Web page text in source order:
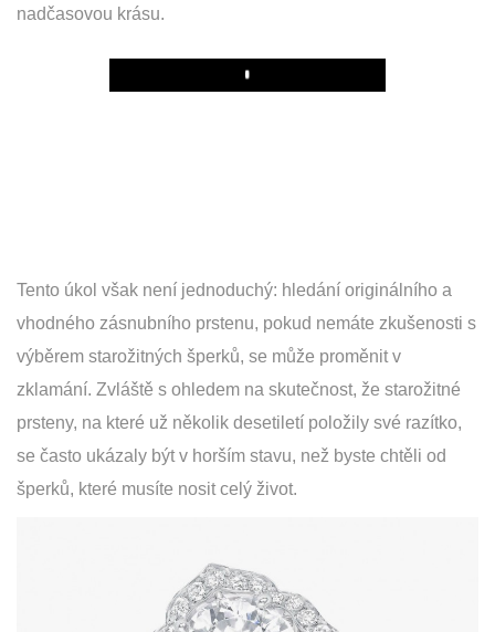
nadčasovou krásu.
Play
Tento úkol však není jednoduchý: hledání originálního a
vhodného zásnubního prstenu, pokud nemáte zkušenosti s
výběrem starožitných šperků, se může proměnit v
zklamání. Zvláště s ohledem na skutečnost, že starožitné
prsteny, na které už několik desetiletí položily své razítko,
se často ukázaly být v horším stavu, než byste chtěli od
šperků, které musíte nosit celý život.